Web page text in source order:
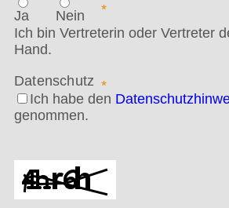
Ja Nein
*
Ich bin Vertreterin oder Vertreter
Hand.
Datenschutz *
Ich habe den
genommen.